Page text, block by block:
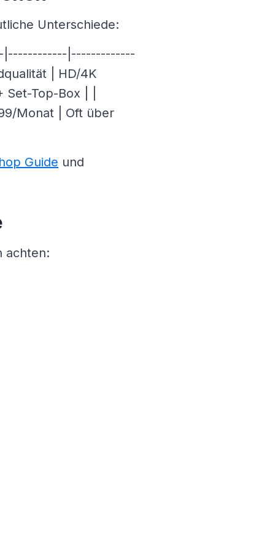
Unterschiede:
|------------|-------------
| HD/4K
Top-Box | |
Monat | Oft über
Guide und
achten: